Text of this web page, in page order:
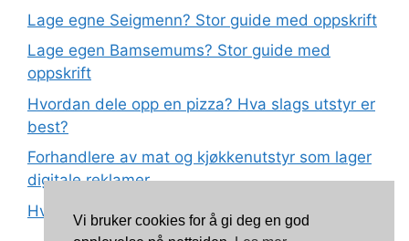
Lage egne Seigmenn? Stor guide med oppskrift
Lage egen Bamsemums? Stor guide med
oppskrift
Hvordan dele opp en pizza? Hva slags utstyr er
best?
Forhandlere av mat og kjøkkenutstyr som lager
digitale reklamer
Hva betyr det at plast har matkvalitet?
Vi bruker cookies for å gi deg en god